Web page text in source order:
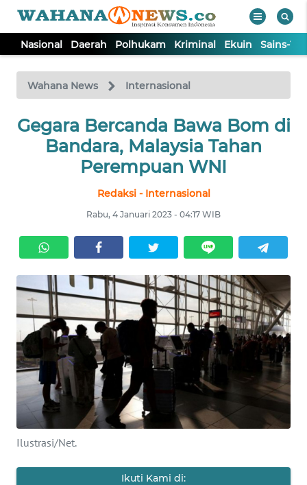
Nasional Daerah Polhukam Kriminal Ekuin Sains-
Wahana News Internasional
Gegara Bercanda Bawa Bom di
Bandara, Malaysia Tahan
Perempuan WNI
Redaksi - Internasional
Rabu, 4 Januari 2023 - 04:17 WIB
Ilustrasi/Net.
Ikuti Kami di:
TV
Tutup
NASIONAL
KRIMINAL
EKUIN
SAINS-TEKNO
KESEHATAN
INTERNASIONAL
SERBA-SERBI
PENDIDIKAN